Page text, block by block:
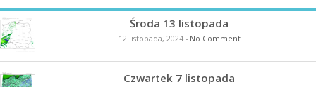
Środa 13 listopada
12 listopada, 2024- No Comment
Czwartek 7 listopada